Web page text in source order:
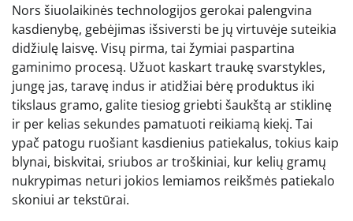
Nors šiuolaikinės technologijos gerokai palengvina
kasdienybę, gebėjimas išsiversti be jų virtuvėje suteikia
didžiulę laisvę. Visų pirma, tai žymiai paspartina
gaminimo procesą. Užuot kaskart traukę svarstykles,
jungę jas, taravę indus ir atidžiai bėrę produktus iki
tikslaus gramo, galite tiesiog griebti šaukštą ar stiklinę
ir per kelias sekundes pamatuoti reikiamą kiekį. Tai
ypač patogu ruošiant kasdienius patiekalus, tokius kaip
blynai, biskvitai, sriubos ar troškiniai, kur kelių gramų
nukrypimas neturi jokios lemiamos reikšmės patiekalo
skoniui ar tekstūrai.